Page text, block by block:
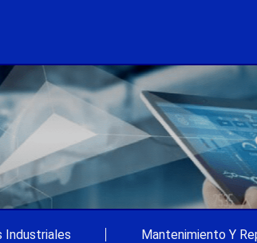
Industriales Mantenimiento Y